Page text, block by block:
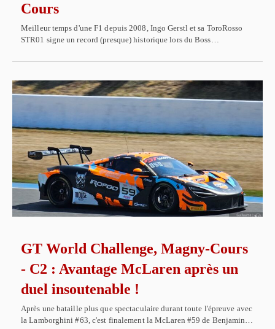
Cours
Meilleur temps d'une F1 depuis 2008, Ingo Gerstl et sa ToroRosso
STR01 signe un record (presque) historique lors du Boss…
GT World Challenge, Magny-Cours
- C2 : Avantage McLaren après un
duel insoutenable !
Après une bataille plus que spectaculaire durant toute l'épreuve avec
la Lamborghini #63, c'est finalement la McLaren #59 de Benjamin…